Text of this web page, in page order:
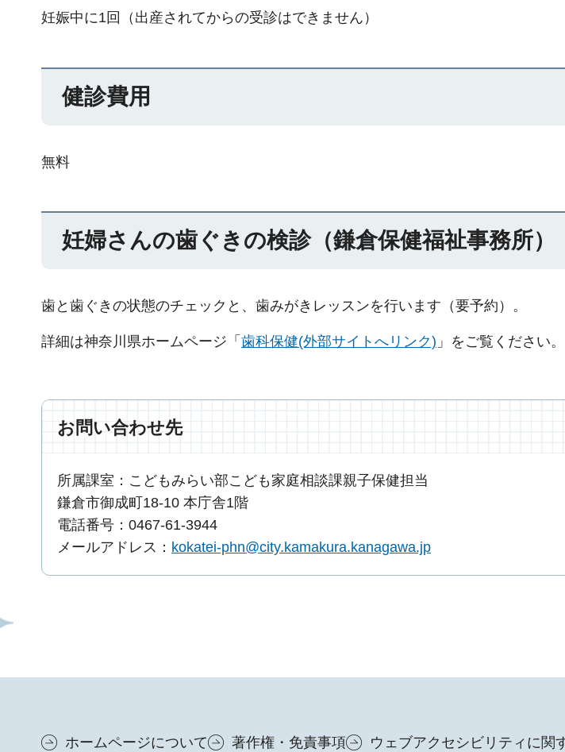
妊娠中に1回（出産されてからの受診はできません）
健診費用
無料
妊婦さんの歯ぐきの検診（鎌倉保健福祉事務所）
歯と歯ぐきの状態のチェックと、歯みがきレッスンを行います（要予約）。
詳細は神奈川県ホームページ「 歯科保健(外部サイトへリンク) 」をご覧ください。
お問い合わせ先
所属課室：こどもみらい部こども家庭相談課親子保健担当
鎌倉市御成町18-10 本庁舎1階
電話番号：0467-61-3944
メールアドレス： kokatei-phn@city.kamakura.kanagawa.jp
ホームページについて 著作権・免責事項 ウェブアクセシビリティに関